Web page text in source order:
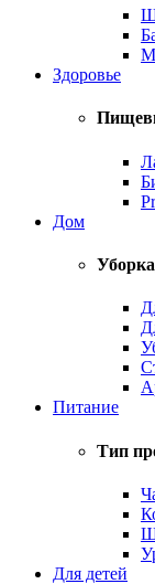
Здоровье
Дом
Питание
Тип
Для детей